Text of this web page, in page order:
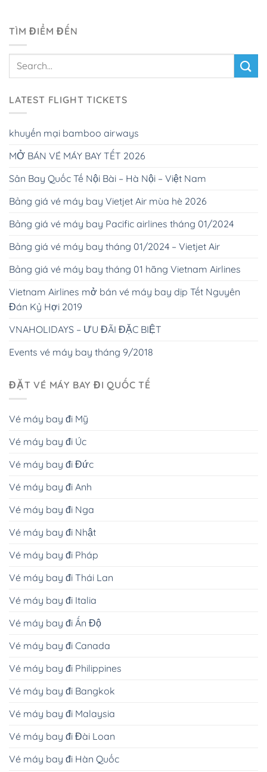
TÌM ĐIỂM ĐẾN
LATEST FLIGHT TICKETS
khuyến mại bamboo airways
MỞ BÁN VÉ MÁY BAY TẾT 2026
Sân Bay Quốc Tế Nội Bài – Hà Nội – Việt Nam
Bảng giá vé máy bay Vietjet Air mùa hè 2026
Bảng giá vé máy bay Pacific airlines tháng 01/2024
Bảng giá vé máy bay tháng 01/2024 – Vietjet Air
Bảng giá vé máy bay tháng 01 hãng Vietnam Airlines
Vietnam Airlines mở bán vé máy bay dịp Tết Nguyên
Đán Kỷ Hợi 2019
VNAHOLIDAYS – ƯU ĐÃI ĐẶC BIỆT
Events vé máy bay tháng 9/2018
ĐẶT VÉ MÁY BAY ĐI QUỐC TẾ
Vé máy bay đi Mỹ
Vé máy bay đi Úc
Vé máy bay đi Đức
Vé máy bay đi Anh
Vé máy bay đi Nga
Vé máy bay đi Nhật
Vé máy bay đi Pháp
Vé máy bay đi Thái Lan
Vé máy bay đi Italia
Vé máy bay đi Ấn Độ
Vé máy bay đi Canada
Vé máy bay đi Philippines
Vé máy bay đi Bangkok
Vé máy bay đi Malaysia
Vé máy bay đi Đài Loan
Vé máy bay đi Hàn Quốc